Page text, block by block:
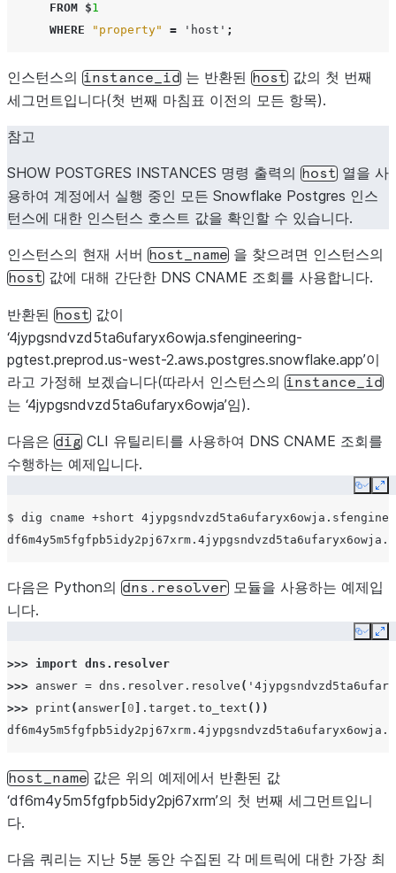
FROM $1
WHERE
"property" = 'host' ;
인스턴스의 instance_id 는 반환된 host 값의 첫 번째
세그먼트입니다(첫 번째 마침표 이전의 모든 항목).
참고
SHOW POSTGRES INSTANCES 명령 출력의 host 열을 사
용하여 계정에서 실행 중인 모든 Snowflake Postgres 인스
턴스에 대한 인스턴스 호스트 값을 확인할 수 있습니다.
인스턴스의 현재 서버 host_name 을 찾으려면 인스턴스의
host 값에 대해 간단한 DNS CNAME 조회를 사용합니다.
반환된 host 값이
‘4jypgsndvzd5ta6ufaryx6owja.sfengineering-
pgtest.preprod.us-west-2.aws.postgres.snowflake.app’이
라고 가정해 보겠습니다(따라서 인스턴스의 instance_id
는 ‘4jypgsndvzd5ta6ufaryx6owja’임).
다음은 dig CLI 유틸리티를 사용하여 DNS CNAME 조회를
수행하는 예제입니다.
Copy
$ dig cname +short
다음은 Python의 dns.resolver 모듈을 사용하는 예제입
니다.
Copy
>>> import dns.resolver
>>> answer = dns . resolver . resolve (
>>> print ( answer 0 . target . to_text ())
host_name 값은 위의 예제에서 반환된 값
‘df6m4y5m5fgfpb5idy2pj67xrm’의 첫 번째 세그먼트입니
다.
다음 쿼리는 지난 5분 동안 수집된 각 메트릭에 대한 가장 최